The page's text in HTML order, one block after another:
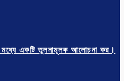
মধ্যে একটি তুলনামূলক আলোচনা কর।